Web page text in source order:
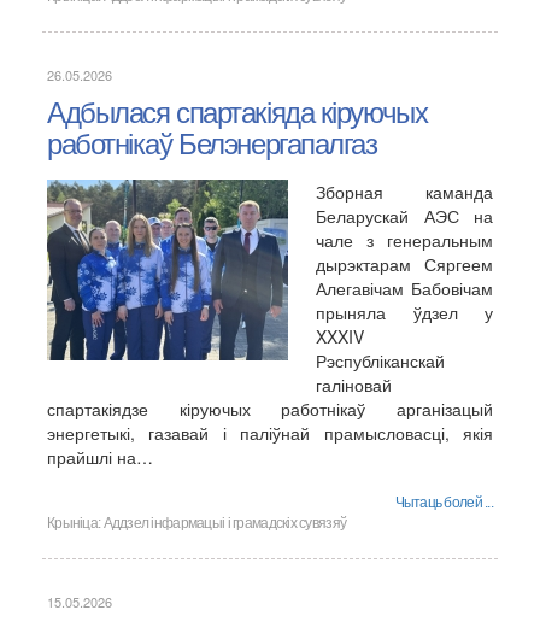
26.05.2026
Адбылася спартакіяда кіруючых
работнікаў Белэнергапалгаз
Зборная каманда
Беларускай АЭС на
чале з генеральным
дырэктарам Сяргеем
Алегавічам Бабовічам
прыняла ўдзел у
XXXIV
Рэспубліканскай
галіновай
спартакіядзе кіруючых работнікаў арганізацый
энергетыкі, газавай і паліўнай прамысловасці, якія
прайшлі на…
Чытаць болей ...
Крыніца:Аддзел інфармацыі і грамадскіх сувязяў
15.05.2026